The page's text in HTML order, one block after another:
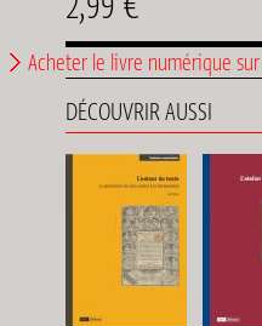
Acheter le livre numérique
DÉCOUVRIR AUSSI